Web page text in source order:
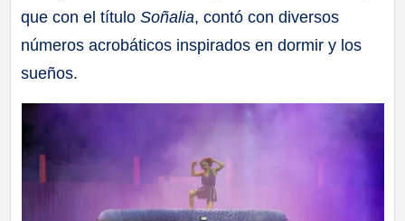
que con el títuloSoñalia, contó con diversos
números acrobáticos inspirados en dormir y los
sueños.